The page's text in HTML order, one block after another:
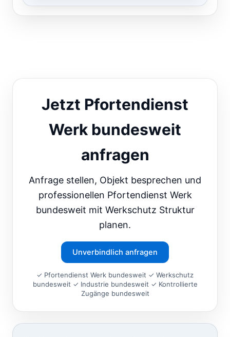
Jetzt Pfortendienst
Werk bundesweit
anfragen
Anfrage stellen, Objekt besprechen und
professionellen Pfortendienst Werk
bundesweit mit Werkschutz Struktur
planen.
Unverbindlich anfragen
✓ Pfortendienst Werk bundesweit ✓ Werkschutz
bundesweit ✓ Industrie bundesweit ✓ Kontrollierte
Zugänge bundesweit